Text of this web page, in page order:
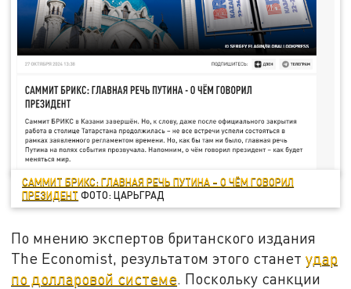
САММИТ БРИКС: ГЛАВНАЯ РЕЧЬ ПУТИНА – О ЧЁМ ГОВОРИЛ
ПРЕЗИДЕНТ ФОТО: ЦАРЬГРАД
По мнению экспертов британского издания
The Economist, результатом этого станетудар
по долларовой системе. Поскольку санкции